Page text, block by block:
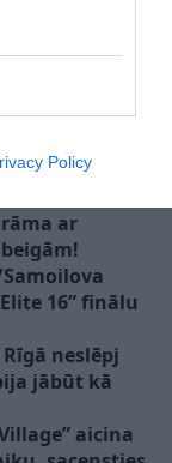
Policy
ar
16” finālu
Rīgā neslēpj
jābūt kā
aicina